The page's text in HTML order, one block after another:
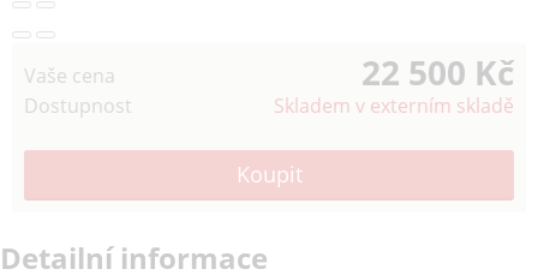
Vaše cena 22 500 Kč
Dostupnost Skladem v externím skladě
Detailní informace